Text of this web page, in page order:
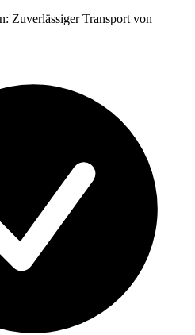
Zuverlässiger Transport von